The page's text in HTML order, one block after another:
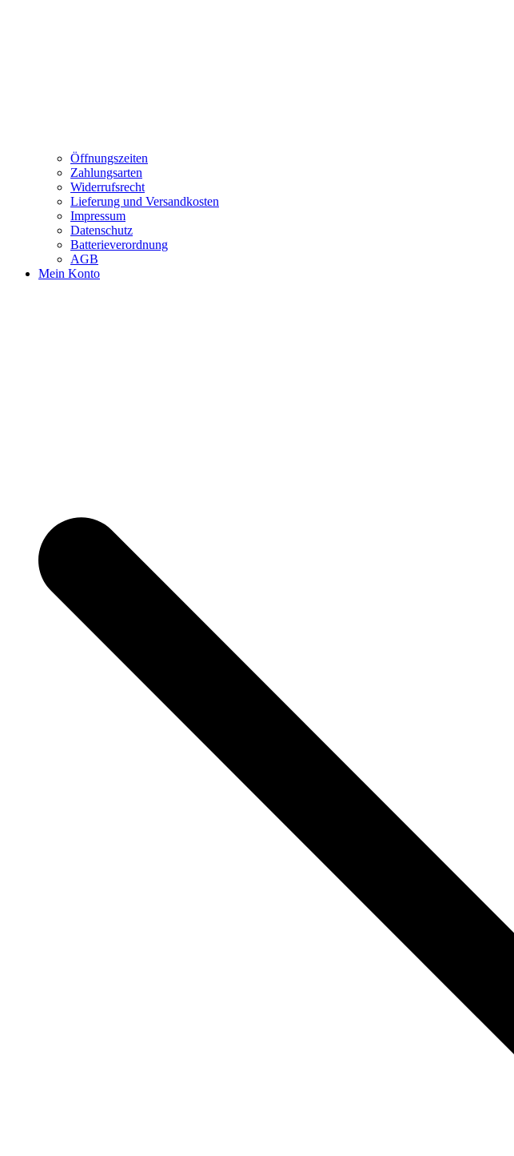
Öffnungszeiten
Zahlungsarten
Widerrufsrecht
Lieferung und Versandkosten
Impressum
Datenschutz
Batterieverordnung
AGB
Mein Konto